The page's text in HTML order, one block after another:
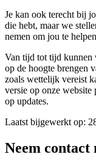
Je kan ook terecht bij
die hebt, maar we
nemen om jou te
Van tijd tot tijd kunnen
op de hoogte brengen
zoals wettelijk vereist
versie op onze website
op updates.
Laatst bijgewerkt op:
Neem contact